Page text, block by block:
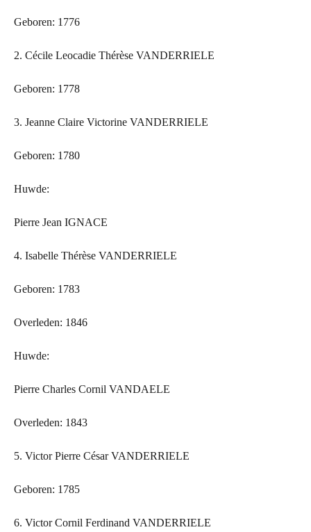
Geboren: 1776
2. Cécile Leocadie Thérèse VANDERRIELE
Geboren: 1778
3. Jeanne Claire Victorine VANDERRIELE
Geboren: 1780
Huwde:
Pierre Jean IGNACE
4. Isabelle Thérèse VANDERRIELE
Geboren: 1783
Overleden: 1846
Huwde:
Pierre Charles Cornil VANDAELE
Overleden: 1843
5. Victor Pierre César VANDERRIELE
Geboren: 1785
6. Victor Cornil Ferdinand VANDERRIELE